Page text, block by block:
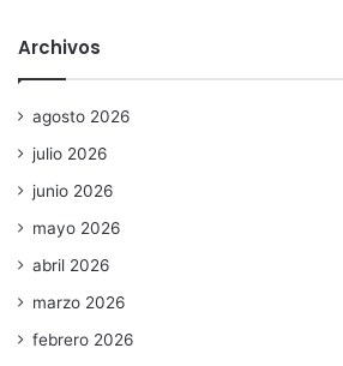
Archivos
agosto 2026
julio 2026
junio 2026
mayo 2026
abril 2026
marzo 2026
febrero 2026